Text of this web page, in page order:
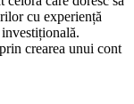
cu experiență
crearea unui cont